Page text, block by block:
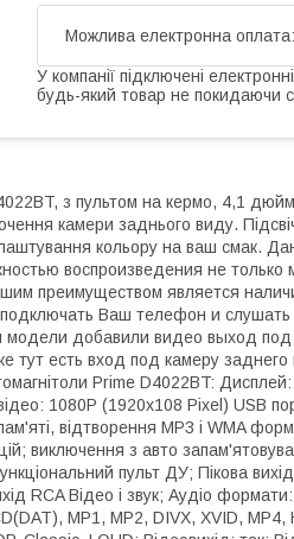
У компанії підключені
будь-який товар не покидаючи
з пультом на кермо, 4,1
камери заднього виду.
кольору на ваш смак.
воспроизведения не
преимуществом является
Ваш телефон и слушать
добавили видео выход
тут есть вход под камеру
Prime D4022BT:
1080P (1920x108 Pixel) USB
відтворення МР3 і WMA
виключення з авто
пульт ДУ; Пікова
RCA Відео і звук; Аудіо
MP1, MP2, DIVX, XVID, MP4,